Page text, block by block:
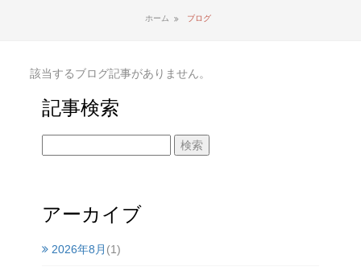
ホーム ブログ
該当するブログ記事がありません。
記事検索
アーカイブ
2026年8月 (1)